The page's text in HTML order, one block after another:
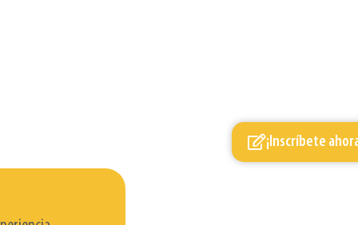
¡Inscríbete